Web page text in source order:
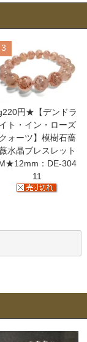
3
円★【デンドラ
イト・イン・ローズ
クォーツ】模樹石薔
水晶ブレスレット
：DE-304
11